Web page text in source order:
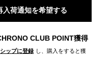
入荷通知を希望する
CLUB POINT獲得
ップに登録 し、購入をすると獲